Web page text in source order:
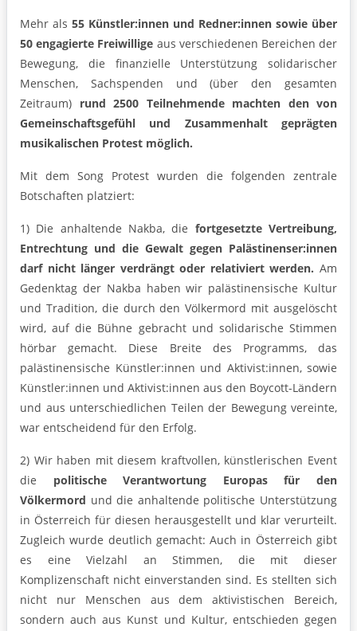
Mehr als 55 Künstler:innen und Redner:innen sowie über
50 engagierte Freiwillige aus verschiedenen Bereichen der
Bewegung, die finanzielle Unterstützung solidarischer
Menschen, Sachspenden und (über den gesamten
Zeitraum) rund 2500 Teilnehmende machten den von
Gemeinschaftsgefühl und Zusammenhalt geprägten
musikalischen Protest möglich.
Mit dem Song Protest wurden die folgenden zentrale
Botschaften platziert:
1) Die anhaltende Nakba, die fortgesetzte Vertreibung,
Entrechtung und die Gewalt gegen Palästinenser:innen
darf nicht länger verdrängt oder relativiert werden. Am
Gedenktag der Nakba haben wir palästinensische Kultur
und Tradition, die durch den Völkermord mit ausgelöscht
wird, auf die Bühne gebracht und solidarische Stimmen
hörbar gemacht. Diese Breite des Programms, das
palästinensische Künstler:innen und Aktivist:innen, sowie
Künstler:innen und Aktivist:innen aus den Boycott-Ländern
und aus unterschiedlichen Teilen der Bewegung vereinte,
war entscheidend für den Erfolg.
2) Wir haben mit diesem kraftvollen, künstlerischen Event
die politische Verantwortung Europas für den
Völkermord und die anhaltende politische Unterstützung
in Österreich für diesen herausgestellt und klar verurteilt.
Zugleich wurde deutlich gemacht: Auch in Österreich gibt
es eine Vielzahl an Stimmen, die mit dieser
Komplizenschaft nicht einverstanden sind. Es stellten sich
nicht nur Menschen aus dem aktivistischen Bereich,
sondern auch aus Kunst und Kultur, entschieden gegen